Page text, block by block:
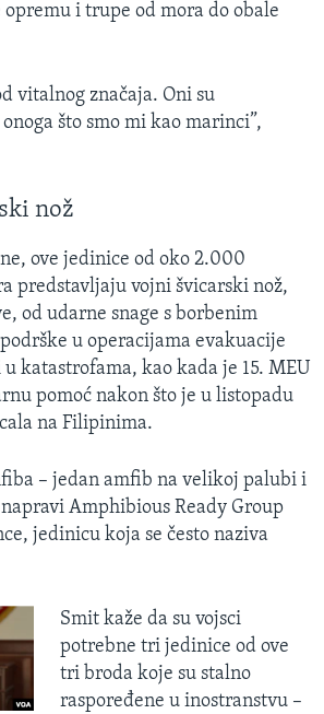
i trupe od mora do obale
vitalnog značaja. Oni su
što smo mi kao marinci”,
nož
ove jedinice od oko 2.000
predstavljaju vojni švicarski nož,
od udarne snage s borbenim
u operacijama evakuacije
katastrofama, kao kada je 15. MEU
pomoć nakon što je u listopadu
na Filipinima.
– jedan amfib na velikoj palubi i
Amphibious Ready Group
jedinicu koja se često naziva
Smit kaže da su vojsci
potrebne tri jedinice od ove
tri broda koje su stalno
raspoređene u inostranstvu –